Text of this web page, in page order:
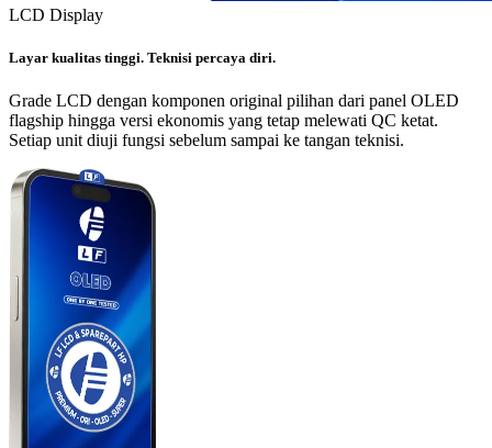
LCD Display
Layar kualitas tinggi. Teknisi percaya diri.
Grade LCD dengan komponen original pilihan dari panel OLED
flagship hingga versi ekonomis yang tetap melewati QC ketat.
Setiap unit diuji fungsi sebelum sampai ke tangan teknisi.